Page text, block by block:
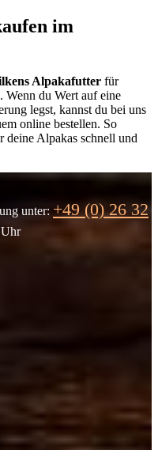
im
Alpakafutter für
Wenn du Wert auf eine
legst, kannst du bei uns
online bestellen. So
deine Alpakas schnell und
unter: +49 (0) 26 32